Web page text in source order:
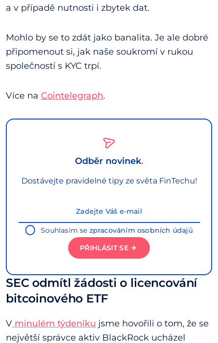
a v případě nutnosti i zbytek dat.
Mohlo by se to zdát jako banalita. Je ale dobré
připomenout si, jak naše soukromí v rukou
společností s KYC trpí.
Více na Cointelegraph.
Odběr novinek
Dostávejte pravidelné tipy ze světa FinTechu!
Souhlasím se zpracováním osobních údajů
PŘIHLÁSIT SE
SEC odmítl žádosti o licencování
bitcoinového ETF
V minulém týdeníku jsme hovořili o tom, že se
největší správce aktiv BlackRock ucházel